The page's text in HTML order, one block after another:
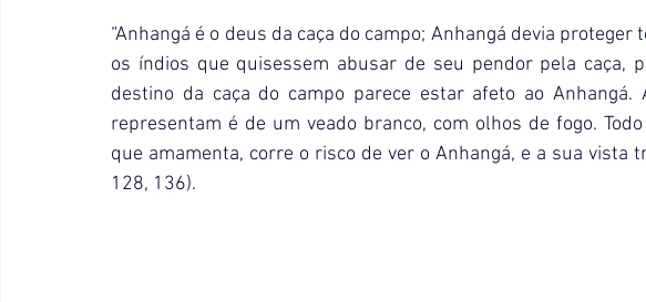
“Anhangá é o deus da caça do campo; Anhangá devia
os índios que quisessem abusar de seu pendor pela caça,
destino da caça do campo parece estar afeto ao
representam é de um veado branco, com olhos de fogo.
que amamenta, corre o risco de ver o Anhangá, e a sua vista
128, 136).